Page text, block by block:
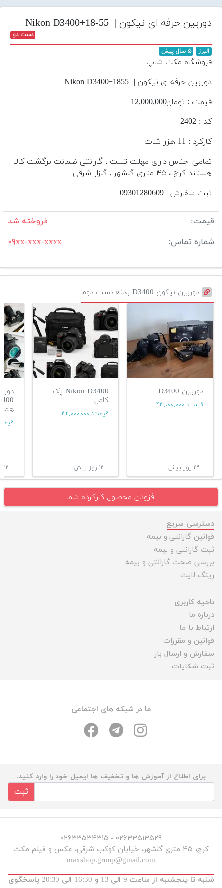
تجهیزات
مکث
افزودن
دست
قیمت
دوربین حرفه ای نیکون | Nikon D3400+18-55
دست دو
البرز ۵ سال پیش
فروشگاه مکث شاپ
دوربین حرفه ای نیکون | Nikon D3400+1855
قیمت : تومان12,000,000
کد : 2402
کارکرد : 11 هزار شات
تمامی اجناس دارای مهلت تست ، گارانتی ضمانت برگشت کالا
هستند کرج ، ۴۵ متری گلشهر , گلزار شرقی
ثبت سفارش : 09301280609
قیمت:
فروخته شد
شماره تماس:
۰۹xx-xxx-xxxx
دوربین نیکون D3400 بدنه دست دوم
دوربین D3400
قیمت: ۴۳,۰۰۰,۰۰۰
۱۳ روز پیش
Nikon D3400 پک
کامل
قیمت: ۳۲,۰۰۰,۰۰۰
۱۳ روز پیش ۱۳ روز پیش
افزودن محصول کارکرده شما
دسترسی سریع
قوانین گارانتی و بیمه
ثبت گارانتی و بیمه
بررسی صحت گارانتی و بیمه
رینگ لایت
ناحیه کاربری
درباره ما
ارتباط با ما
قوانین و مقررات
سفارش و ارسال بار
ثبت شکایات
ما در شبکه های اجتماعی
برای اطلاع از آموزش ها و تخفیف ها ایمیل خود را وارد کنید.
ثبت
۰۲۶۳۳۵۱۳۵۲۹ - ۰۲۶۳۳۵۳۴۳۱۵
کرج، ۴۵ متری گلشهر، خیابان کوکب شرقی، عکس و فیلم مکث
maxshop.group@gmail.com
شنبه تا پنجشنبه از ساعت 9 الی 13 و 16:30 الی 20:30 پاسخگوی